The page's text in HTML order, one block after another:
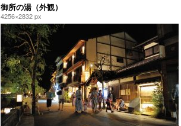
御所の湯（外観）
4256×2832 px